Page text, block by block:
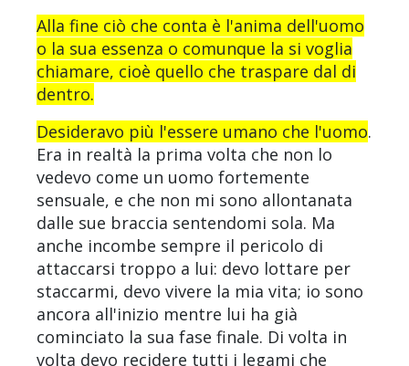
Alla fine ciò che conta è l'anima dell'uomo
o la sua essenza o comunque la si voglia
chiamare, cioè quello che traspare dal di
dentro.
Desideravo più l'essere umano che l'uomo.
Era in realtà la prima volta che non lo
vedevo come un uomo fortemente
sensuale, e che non mi sono allontanata
dalle sue braccia sentendomi sola. Ma
anche incombe sempre il pericolo di
attaccarsi troppo a lui: devo lottare per
staccarmi, devo vivere la mia vita; io sono
ancora all'inizio mentre lui ha già
cominciato la sua fase finale. Di volta in
volta devo recidere tutti i legami che